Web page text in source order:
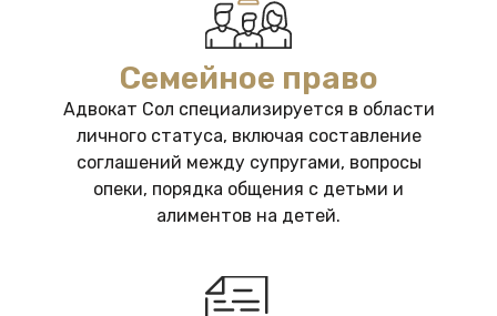
Семейное право
Адвокат Сол специализируется в области
личного статуса, включая составление
соглашений между супругами, вопросы
опеки, порядка общения с детьми и
алиментов на детей.